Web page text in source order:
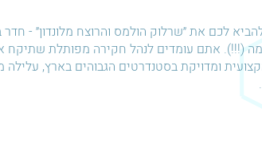
לכם את ״שרלוק הולמס והרוצח מלונדון״ -
מקצועית ומדויקת בסטנדרטים הגבוהים בארץ,